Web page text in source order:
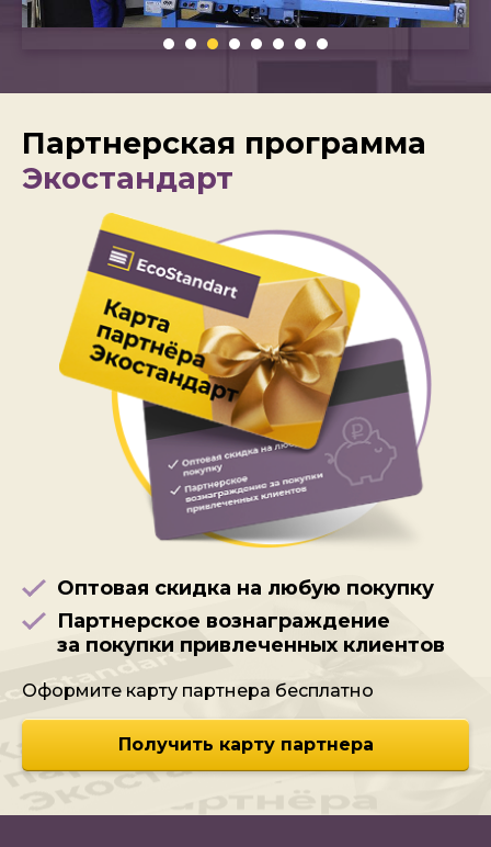
Партнерская программа
Экостандарт
Оптовая скидка на любую покупку
Партнерское вознаграждение
за покупки привлеченных клиентов
Оформите карту партнера бесплатно
Получить карту партнера